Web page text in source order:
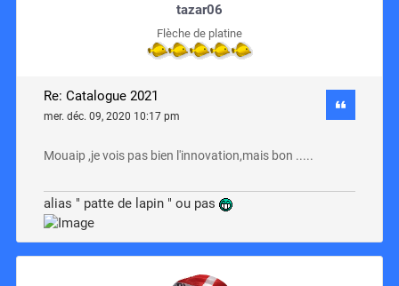
tazar06
Flèche de platine
Re: Catalogue 2021
mer. déc. 09, 2020 10:17 pm
Mouaip ,je vois pas bien l'innovation,mais bon .....
alias " patte de lapin " ou pas